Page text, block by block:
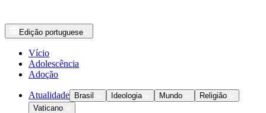
Edição portuguese
Vício
Adolescência
Adoção
Atualidade Brasil Ideologia Mundo
Religião
Vaticano